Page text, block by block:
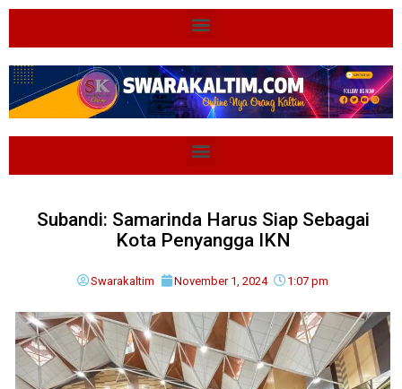
Subandi: Samarinda Harus Siap Sebagai
Kota Penyangga IKN
Swarakaltim November 1, 2024 1:07 pm